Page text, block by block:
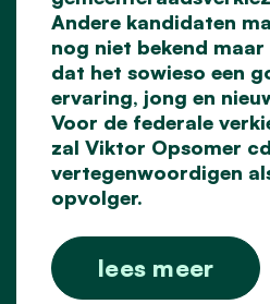
Andere kandidaten
nog niet bekend maar
dat het sowieso een
ervaring, jong en
Voor de federale
zal Viktor Opsomer
vertegenwoordigen
opvolger.
lees meer